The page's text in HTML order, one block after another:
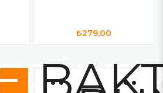
₺279,00